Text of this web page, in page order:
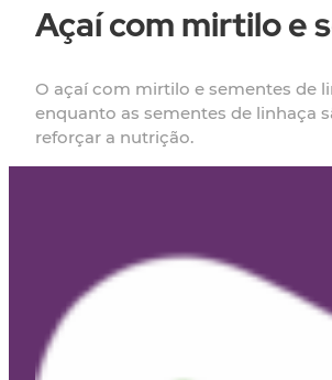
Açaí com mirtilo e
O açaí com mirtilo e sementes de
enquanto as sementes de linhaça
reforçar a nutrição.